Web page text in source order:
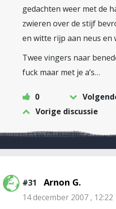
gedachten weer met de
zwieren over de stijf
en witte rijp aan neus en
Twee vingers naar
fuck maar met je a’s…
0
Vorige discussie
#31 Arnon G.
14 december 2007 , 12:22